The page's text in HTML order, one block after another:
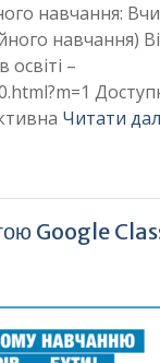
навчання:
навчання)
–
Читати
Google